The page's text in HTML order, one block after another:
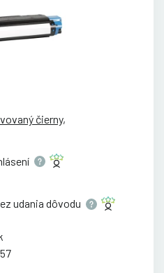
čierny,
udania dôvodu